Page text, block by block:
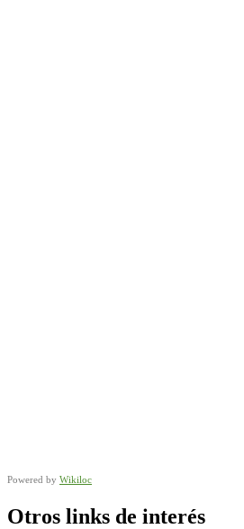
Powered by Wikiloc
Otros links de interés